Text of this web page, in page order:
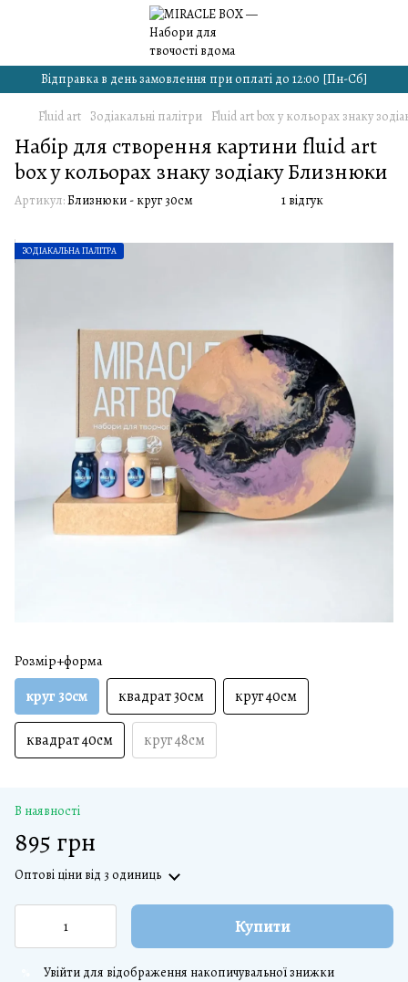
Відправка в день замовлення при оплаті до 12:00 [Пн-Сб]
Fluid art Зодіакальні палітри Fluid art box у кольорах знаку
Набір для створення картини fluid art
box у кольорах знаку зодіаку Близнюки
Артикул:Близнюки - круг 30см 1 відгук
ЗОДІАКАЛЬНА ПАЛІТРА
Розмір+форма
круг 30см квадрат 30см круг 40см
квадрат 40см круг 48см
В наявності
895 грн
Оптові ціни від 3 одиниць
Купити
Увійти для відображення накопичувальної знижки